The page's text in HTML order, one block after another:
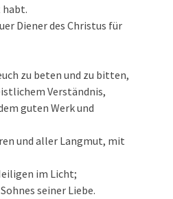
habt.
Diener des Christus für
zu beten und zu bitten,
Verständnis,
guten Werk und
und aller Langmut, mit
im Licht;
seiner Liebe.